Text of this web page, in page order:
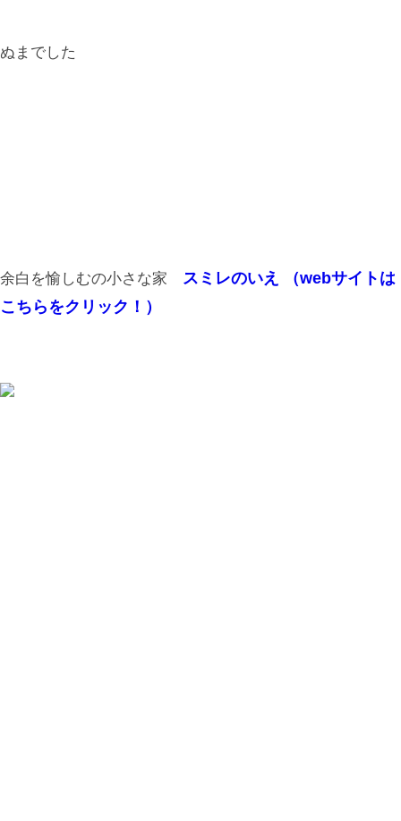
ぬまでした
余白を愉しむの小さな家
スミレのいえ （webサイトは
こちらをクリック！）